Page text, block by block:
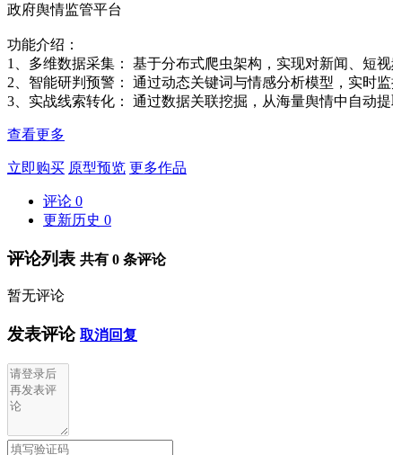
政府舆情监管平台
功能介绍：
1、多维数据采集： 基于分布式爬虫架构，实现对新闻、短
2、智能研判预警： 通过动态关键词与情感分析模型，实时
3、实战线索转化： 通过数据关联挖掘，从海量舆情中自动
查看更多
立即购买 原型预览 更多作品
评论 0
更新历史 0
评论列表 共有 0 条评论
暂无评论
发表评论 取消回复